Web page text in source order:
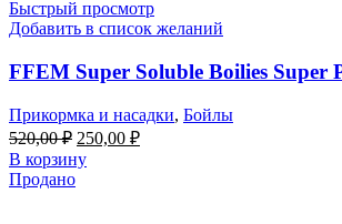
Быстрый просмотр
Добавить в список желаний
FFEM Super Soluble Boilies Super
Прикормка и насадки, Бойлы
520,00₽ 250,00 ₽
В корзину
Продано